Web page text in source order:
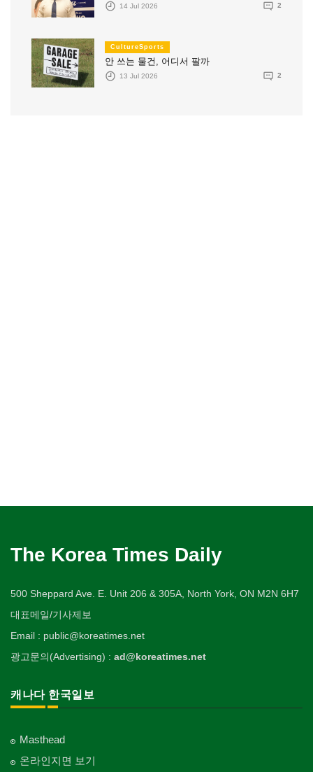
14 Jul 2026 2
CultureSports
안 쓰는 물건, 어디서 팔까
13 Jul 2026 2
The Korea Times Daily
500 Sheppard Ave. E. Unit 206 & 305A, North York, ON M2N 6H7
대표메일/기사제보
Email : public@koreatimes.net
광고문의(Advertising) : ad@koreatimes.net
캐나다 한국일보
Masthead
온라인지면 보기